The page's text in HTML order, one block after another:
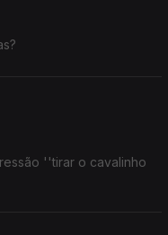
''tirar o cavalinho